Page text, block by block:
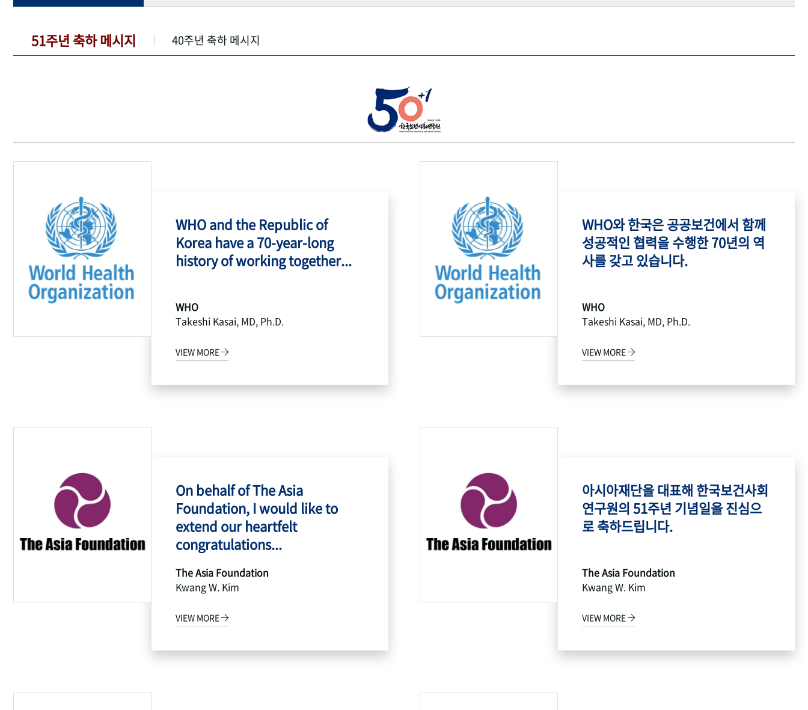
51주년 축하 메시지 40주년 축하 메시지
WHO and the Republic of
Korea have a 70-year-long
history of working together...
WHO
Takeshi Kasai, MD, Ph.D.
VIEW MORE
WHO와 한국은 공공보건에서 함께
성공적인 협력을 수행한 70년의 역
사를 갖고 있습니다.
WHO
Takeshi Kasai, MD, Ph.D.
VIEW MORE
On behalf of The Asia
Foundation, I would like to
extend our heartfelt
congratulations...
The Asia Foundation
Kwang W. Kim
VIEW MORE
아시아재단을 대표해 한국보건사회
연구원의 51주년 기념일을 진심으
로 축하드립니다.
The Asia Foundation
Kwang W. Kim
VIEW MORE